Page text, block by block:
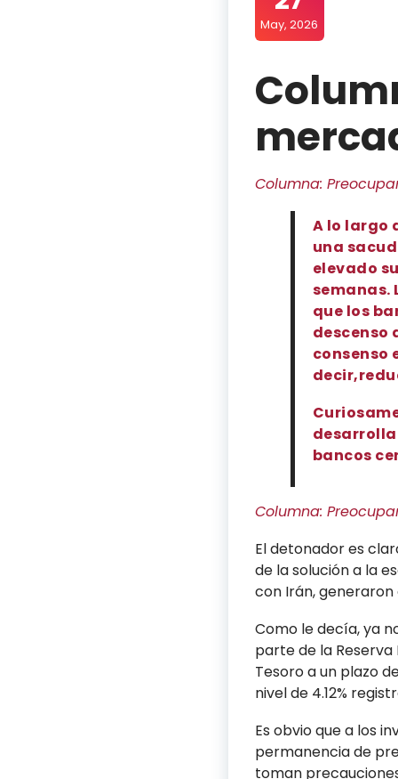
May, 2026
Columna:
Compartir
por
WhatsApp
Compartir
por
Twitter
Compartir
por
Facebook
Compartir
por
Linkedin
A lo largo
una
elevado
semanas.
que los
descenso
consenso
bancos
Columna:
El detonador es
de la solución a la
con Irán,
Como le decía, ya
parte de la Reserva
Tesoro a un plazo
nivel de 4.12%
Es obvio que a los
permanencia de
toman